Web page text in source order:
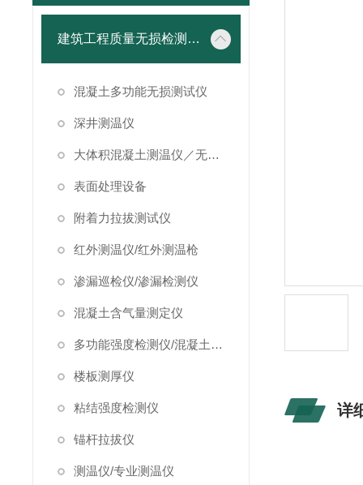
建筑工程质量无损检测仪器
混凝土多功能无损测试仪
深井测温仪
大体积混凝土测温仪／无线测温仪
表面处理设备
附着力拉拔测试仪
红外测温仪/红外测温枪
渗漏巡检仪/渗漏检测仪
混凝土含气量测定仪
多功能强度检测仪/混凝土强度检测仪
楼板测厚仪
粘结强度检测仪
锚杆拉拔仪
测温仪/专业测温仪
详